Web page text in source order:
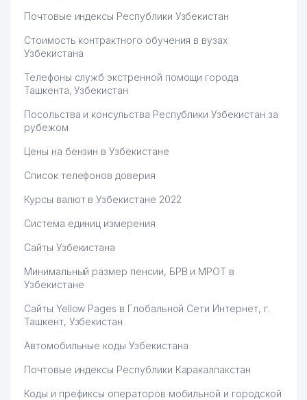
Почтовые индексы Республики Узбекистан
Стоимость контрактного обучения в вузах
Узбекистана
Телефоны служб экстренной помощи города
Ташкента, Узбекистан
Посольства и консульства Республики Узбекистан за
рубежом
Цены на бензин в Узбекистане
Список телефонов доверия
Курсы валют в Узбекистане 2022
Система единиц измерения
Сайты Узбекистана
Минимальный размер пенсии, БРВ и МРОТ в
Узбекистане
Сайты Yellow Pages в Глобальной Сети Интернет, г.
Ташкент, Узбекистан
Автомобильные коды Узбекистана
Почтовые индексы Республики Каракалпакстан
Коды и префиксы операторов мобильной и городской